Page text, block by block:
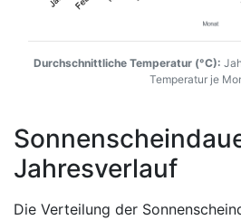
Durchschnittliche Temperatur (°C):
Temperatur je
Jahresverlauf
Die Verteilung der